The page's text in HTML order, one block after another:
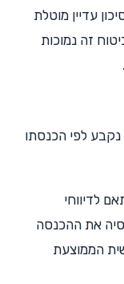
עדיין מוטלת
זה נמוכות
לפי הכנסתו
לדיווחי
את ההכנסה
הממוצעת